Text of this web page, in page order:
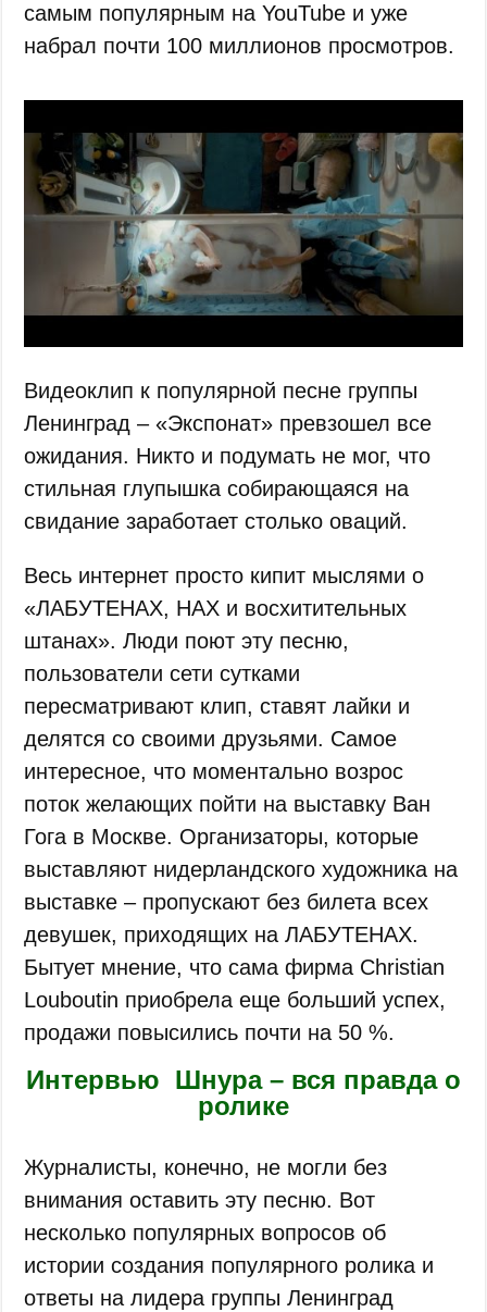
самым популярным на YouTube и уже
набрал почти 100 миллионов просмотров.
Видеоклип к популярной песне группы
Ленинград – «Экспонат» превзошел все
ожидания. Никто и подумать не мог, что
стильная глупышка собирающаяся на
свидание заработает столько оваций.
Весь интернет просто кипит мыслями о
«ЛАБУТЕНАХ, НАХ и восхитительных
штанах». Люди поют эту песню,
пользователи сети сутками
пересматривают клип, ставят лайки и
делятся со своими друзьями. Самое
интересное, что моментально возрос
поток желающих пойти на выставку Ван
Гога в Москве. Организаторы, которые
выставляют нидерландского художника на
выставке – пропускают без билета всех
девушек, приходящих на ЛАБУТЕНАХ.
Бытует мнение, что сама фирма Christian
Louboutin приобрела еще больший успех,
продажи повысились почти на 50 %.
Интервью Шнура – вся правда о
ролике
Журналисты, конечно, не могли без
внимания оставить эту песню. Вот
несколько популярных вопросов об
истории создания популярного ролика и
ответы на лидера группы Ленинград